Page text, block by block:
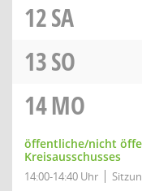
12SA
13SO
14MO
öffentliche/nicht
Kreisausschusses
14:00-14:40 Uhr